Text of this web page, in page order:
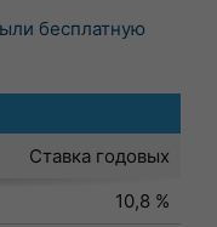
бесплатную
Ставка годовых
10,8 %